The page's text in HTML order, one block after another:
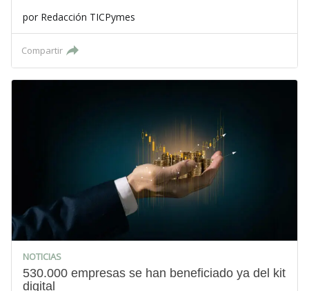
por Redacción TICPymes
Compartir
NOTICIAS
530.000 empresas se han beneficiado ya del kit
digital